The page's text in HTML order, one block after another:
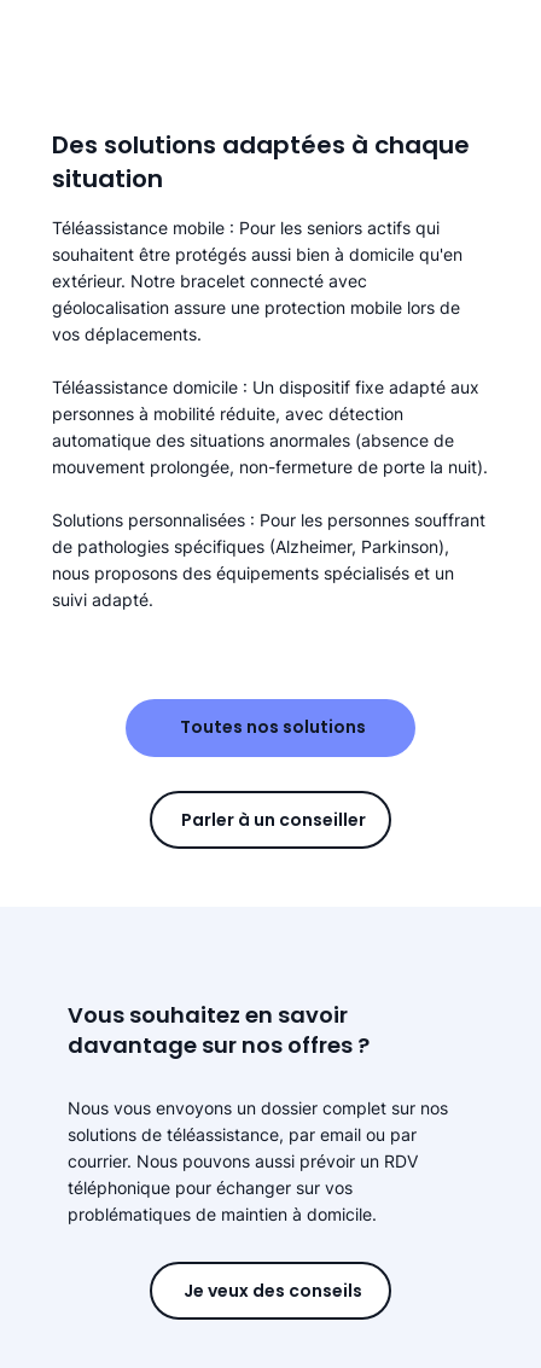
Des solutions adaptées à chaque
situation
Téléassistance mobile : Pour les seniors actifs qui
souhaitent être protégés aussi bien à domicile qu'en
extérieur. Notre bracelet connecté avec
géolocalisation assure une protection mobile lors de
vos déplacements.
Téléassistance domicile : Un dispositif fixe adapté aux
personnes à mobilité réduite, avec détection
automatique des situations anormales (absence de
mouvement prolongée, non-fermeture de porte la nuit).
Solutions personnalisées : Pour les personnes souffrant
de pathologies spécifiques (Alzheimer, Parkinson),
nous proposons des équipements spécialisés et un
suivi adapté.
Toutes nos solutions
Parler à un conseiller
Vous souhaitez en savoir
davantage sur nos offres ?
Nous vous envoyons un dossier complet sur nos
solutions de téléassistance, par email ou par
courrier. Nous pouvons aussi prévoir un RDV
téléphonique pour échanger sur vos
problématiques de maintien à domicile.
Je veux des conseils